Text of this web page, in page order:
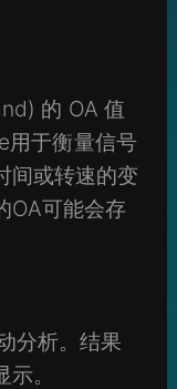
的 OA 值
用于衡量信号
间或转速的变
OA可能会存
分析。结果
。